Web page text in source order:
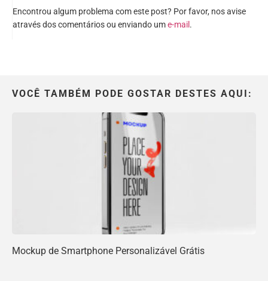
Encontrou algum problema com este post? Por favor, nos avise
através dos comentários ou enviando ume-mail.
VOCÊ TAMBÉM PODE GOSTAR DESTES AQUI:
Mockup de Smartphone Personalizável Grátis